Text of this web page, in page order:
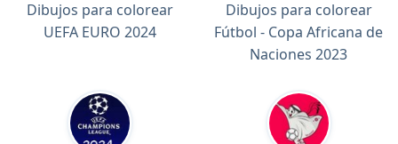
Dibujos para colorear
UEFA EURO 2024
Dibujos para colorear
Fútbol - Copa Africana de
Naciones 2023